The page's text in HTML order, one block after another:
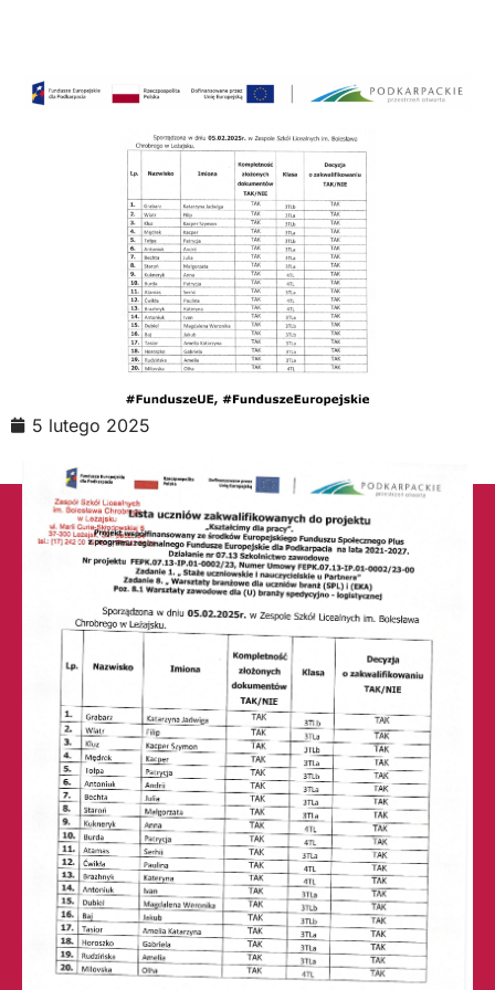
5 lutego 2025
Liceum Ogólnokształcące nr 1
w Leżajsku (RSPO: 69871)
Technikum nr 2
w Leżajsku (RSPO: 69874)
ul. M. Curie-Skłodowskiej 6
37-300 Leżajsk
skr. poczt. 64
tel. 17 242-00-19, fax 17 242-76-28
sekretariat@zslchrobry.lezajsk.pl